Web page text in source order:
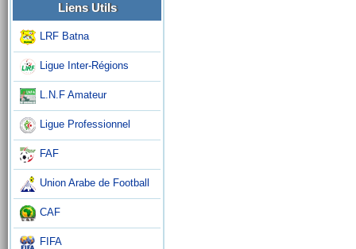
Liens Utils
LRF Batna
Ligue Inter-Régions
L.N.F Amateur
Ligue Professionnel
FAF
Union Arabe de Football
CAF
FIFA